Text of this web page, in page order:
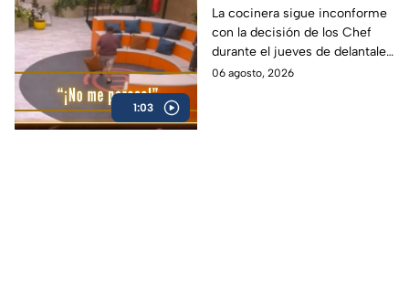
1:03
pelo": Carmen protesta
dentro de MasterChef
24/7 por la decisión de
los Chefs
La cocinera sigue inconforme
con la decisión de los Chef
durante el jueves de delantales
negros en MasterChef 24/7.
06 agosto, 2026